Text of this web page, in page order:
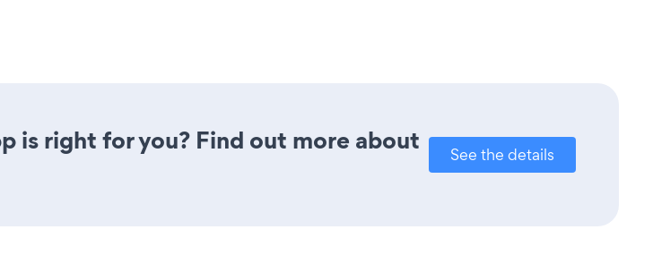
is right for you? Find out more about
See the details